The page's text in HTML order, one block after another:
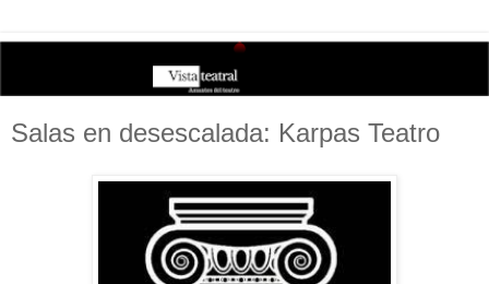
Salas en desescalada: Karpas Teatro